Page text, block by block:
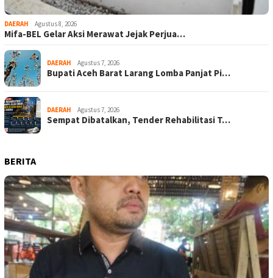
DAERAH Agustus 8, 2026
Mifa-BEL Gelar Aksi Merawat Jejak Perjua…
DAERAH Agustus 7, 2026
Bupati Aceh Barat Larang Lomba Panjat Pi…
DAERAH Agustus 7, 2026
Sempat Dibatalkan, Tender Rehabilitasi T…
BERITA